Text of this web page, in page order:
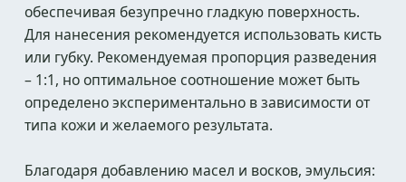
обеспечивая безупречно гладкую поверхность.
Для нанесения рекомендуется использовать кисть
или губку. Рекомендуемая пропорция разведения
– 1:1, но оптимальное соотношение может быть
определено экспериментально в зависимости от
типа кожи и желаемого результата.
Благодаря добавлению масел и восков, эмульсия: